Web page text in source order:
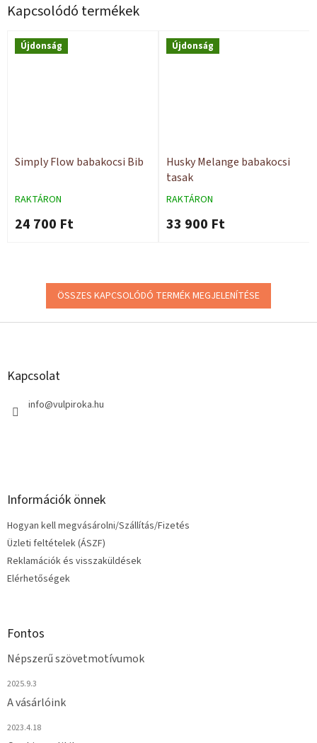
Kapcsolódó termékek
Újdonság
Simply Flow babakocsi Bib
RAKTÁRON
24 700 Ft
Újdonság
Husky Melange babakocsi
tasak
RAKTÁRON
33 900 Ft
ÖSSZES KAPCSOLÓDÓ TERMÉK MEGJELENÍTÉSE
L
Kapcsolat
info@vulpiroka.hu
Információk önnek
Hogyan kell megvásárolni/Szállítás/Fizetés
Üzleti feltételek (ÁSZF)
Reklamációk és visszaküldések
Elérhetőségek
Fontos
Népszerű szövetmotívumok
2025.9.3
A vásárlóink
2023.4.18